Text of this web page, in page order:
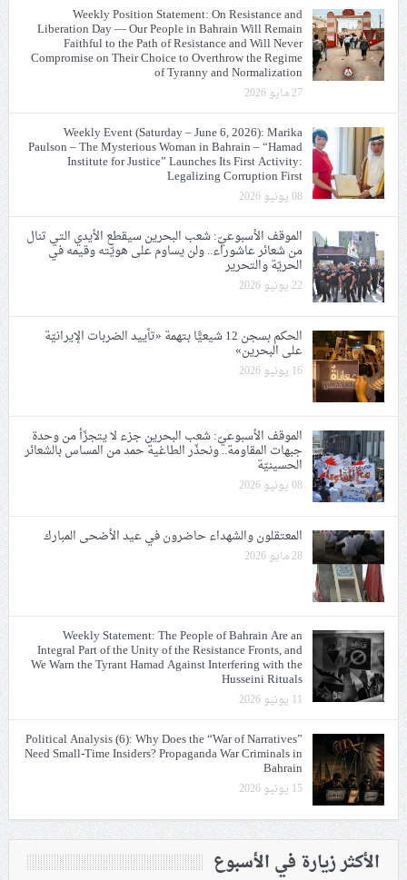
Weekly Position Statement: On Resistance and
Liberation Day — Our People in Bahrain Will Remain
Faithful to the Path of Resistance and Will Never
Compromise on Their Choice to Overthrow the Regime
of Tyranny and Normalization
27 مايو 2026
Weekly Event (Saturday – June 6, 2026): Marika
Paulson – The Mysterious Woman in Bahrain – “Hamad
Institute for Justice” Launches Its First Activity:
Legalizing Corruption First
08 يونيو 2026
الموقف الأسبوعيّ: شعب البحرين سيقطع الأيدي التي تنال
من شعائر عاشوراء.. ولن يساوم على هويّته وقيمه في
الحريّة والتحرير
22 يونيو 2026
الحكم بسجن 12 شيعيًّا بتهمة «تأييد الضربات الإيرانيّة
على البحرين»
16 يونيو 2026
الموقف الأسبوعيّ: شعب البحرين جزء لا يتجزّأ من وحدة
جبهات المقاومة.. ونحذّر الطاغية حمد من المساس بالشعائر
الحسينيّة
08 يونيو 2026
المعتقلون والشهداء حاضرون في عيد الأضحى المبارك
28 مايو 2026
Weekly Statement: The People of Bahrain Are an
Integral Part of the Unity of the Resistance Fronts, and
We Warn the Tyrant Hamad Against Interfering with the
Husseini Rituals
11 يونيو 2026
Political Analysis (6): Why Does the “War of Narratives”
Need Small-Time Insiders? Propaganda War Criminals in
Bahrain
15 يونيو 2026
الأكثر زيارة في الأسبوع